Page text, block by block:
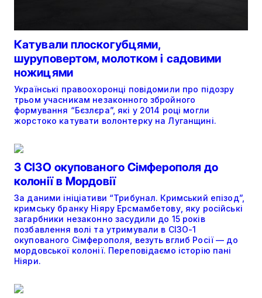
Катували плоскогубцями,
шуруповертом, молотком і садовими
ножицями
Українські правоохоронці повідомили про підозру
трьом учасникам незаконного збройного
формування “Бєзлєра”, які у 2014 році могли
жорстоко катувати волонтерку на Луганщині.
З СІЗО окупованого Сімферополя до
колонії в Мордовії
За даними ініціативи “Трибунал. Кримський епізод”,
кримську бранку Ніяру Ерсмамбетову, яку російські
загарбники незаконно засудили до 15 років
позбавлення волі та утримували в СІЗО-1
окупованого Сімферополя, везуть вглиб Росії — до
мордовської колонії. Переповідаємо історію пані
Ніяри.